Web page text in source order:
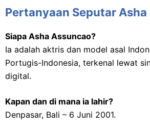
Pertanyaan Seputar
Siapa Asha Assuncao?
Ia adalah aktris dan model asal
Portugis-Indonesia, terkenal lewat
digital.
Kapan dan di mana ia lahir?
Denpasar, Bali – 6 Juni 2001.